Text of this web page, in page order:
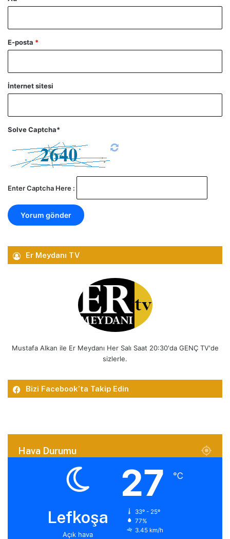
E-posta *
İnternet sitesi
Solve Captcha*
Enter Captcha Here :
Er Meydanı TV
Mustafa Alkan ile Er Meydanı Her Salı Saat 20:30'da GENÇ TV'de
sizlerle.
Bizi Facebook’ta Takip Edin
Hava Durumu
Lefkoşa
Açık hava
27 ℃
33º - 25º
77%
3.45 km/h